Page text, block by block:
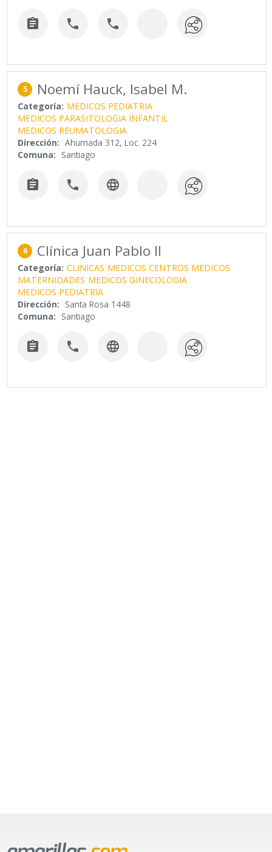
  
5 Noemí Hauck, Isabel M.
Categoría: MEDICOS PEDIATRIA
MEDICOS PARASITOLOGIA INFANTIL
MEDICOS REUMATOLOGIA
Dirección: Ahumada 312, Loc. 224
Comuna: Santiago
  
6 Clínica Juan Pablo II
Categoría: CLINICAS MEDICOS CENTROS MEDICOS
MATERNIDADES MEDICOS GINECOLOGIA
MEDICOS PEDIATRIA
Dirección: Santa Rosa 1448
Comuna: Santiago
  